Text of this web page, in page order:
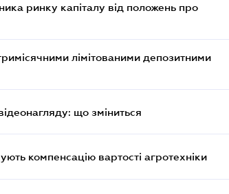
ринку капіталу від положень про
лімітованими депозитними
що зміниться
компенсацію вартості агротехніки